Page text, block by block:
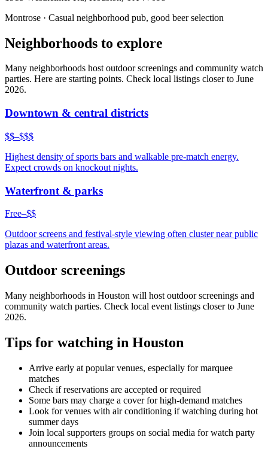
Montrose · Casual neighborhood pub, good beer selection
Neighborhoods to explore
Many neighborhoods host outdoor screenings and community watch
parties. Here are starting points. Check local listings closer to June
2026.
Downtown & central districts
$$–$$$
Highest density of sports bars and walkable pre-match energy.
Expect crowds on knockout nights.
Waterfront & parks
Free–$$
Outdoor screens and festival-style viewing often cluster near public
plazas and waterfront areas.
Outdoor screenings
Many neighborhoods in Houston will host outdoor screenings and
community watch parties. Check local event listings closer to June
2026.
Tips for watching in Houston
Arrive early at popular venues, especially for marquee
matches
Check if reservations are accepted or required
Some bars may charge a cover for high-demand matches
Look for venues with air conditioning if watching during hot
summer days
Join local supporters groups on social media for watch party
announcements